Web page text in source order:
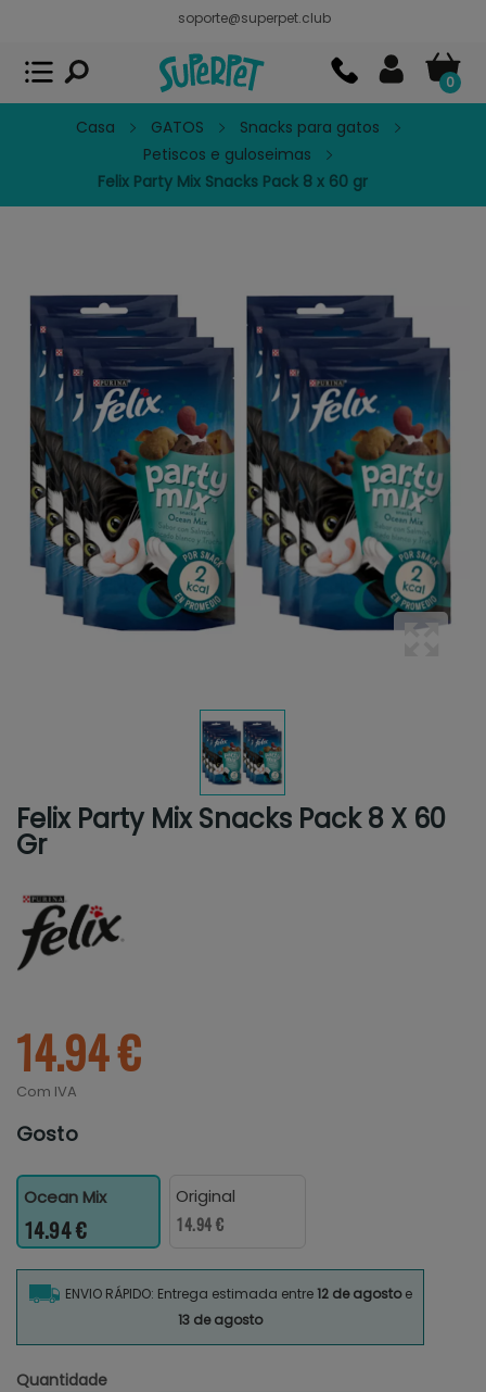
soporte@superpet.club
0
Casa GATOS
Snacks para gatos
Petiscos e guloseimas
Felix Party Mix Snacks Pack 8 x 60 gr
Felix Party Mix Snacks Pack 8 X 60
Gr
14.94 €
Com IVA
Gosto
Ocean Mix
14.94 €
Original
14.94 €
ENVIO RÁPIDO: Entrega estimada entre12 de agostoe
13 de agosto
Quantidade
Superpet, comida para mascotas
APP GRATIS - En Google Play